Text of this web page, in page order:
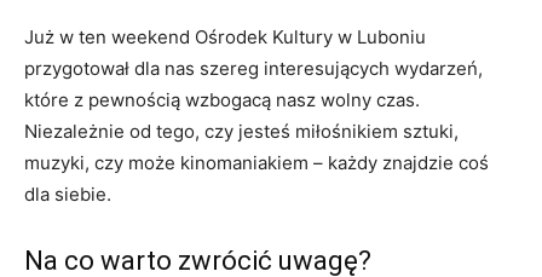
Już w ten weekend Ośrodek Kultury w Luboniu
przygotował dla nas szereg interesujących wydarzeń,
które z pewnością wzbogacą nasz wolny czas.
Niezależnie od tego, czy jesteś miłośnikiem sztuki,
muzyki, czy może kinomaniakiem – każdy znajdzie coś
dla siebie.
Na co warto zwrócić uwagę?